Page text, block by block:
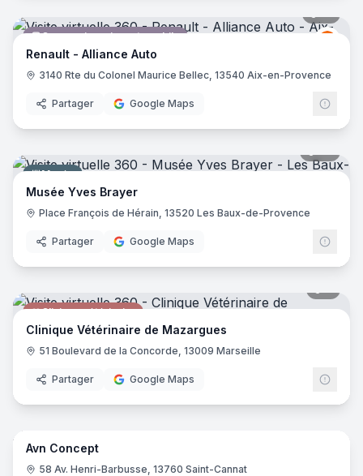
Concessionnaire automobile
Renault - Alliance Auto
3140 Rte du Colonel Maurice Bellec, 13540 Aix-en-Provence
Partager Google Maps
Musée
Musée Yves Brayer
Place François de Hérain, 13520 Les Baux-de-Provence
Partager Google Maps
Clinique vétérinaire
Clinique Vétérinaire de Mazargues
51 Boulevard de la Concorde, 13009 Marseille
Partager Google Maps
Cuisiniste
9
Avn Concept
58 Av. Henri-Barbusse, 13760 Saint-Cannat